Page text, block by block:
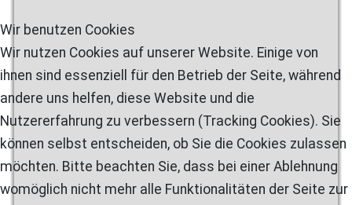
Wir benutzen Cookies
Wir nutzen Cookies auf unserer Website. Einige von
ihnen sind essenziell für den Betrieb der Seite, während
andere uns helfen, diese Website und die
Nutzererfahrung zu verbessern (Tracking Cookies). Sie
können selbst entscheiden, ob Sie die Cookies zulassen
möchten. Bitte beachten Sie, dass bei einer Ablehnung
womöglich nicht mehr alle Funktionalitäten der Seite zur